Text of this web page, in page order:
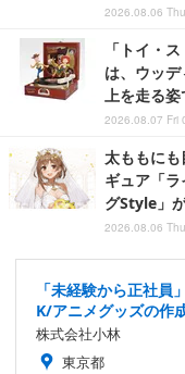
2026.08.06
「トイ・
は、ウッ
上を走る
2026.08.07 Fri
太ももに
ギュア「
グStyle」
2026.08.06
「未経験から正社
K/アニメグッズの作
株式会社小林
東京都